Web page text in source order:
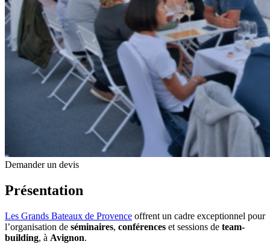
Demander un devis
Présentation
Les Grands Bateaux de Provence offrent un cadre exceptionnel pour
l’organisation de séminaires, conférences et sessions de team-
building, à Avignon.